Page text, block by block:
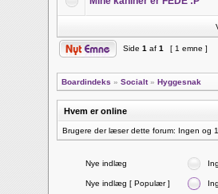
Side 1 af 1 [ 1 emne ]
Boardindeks » Socialt» Hyggesnak
Hvem er online
Brugere der læser dette forum: Ingen og
Nye indlæg
Nye indlæg [ Populær ]